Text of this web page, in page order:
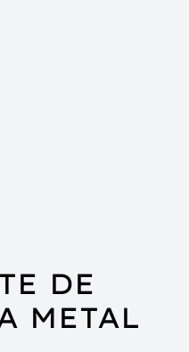
DE
METAL